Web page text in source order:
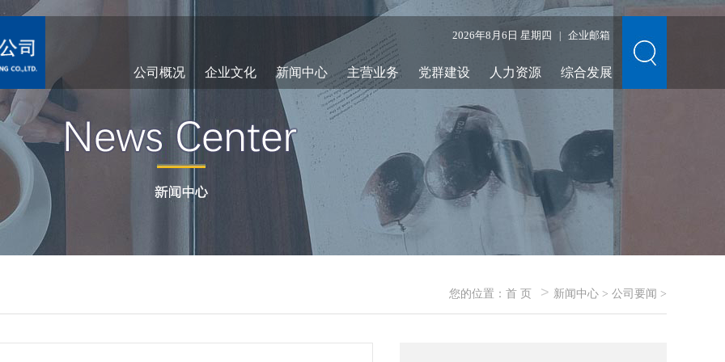
2026年8月6日 星期四 企业邮箱
公司概况 企业文化 新闻中心 主营业务 党群建设 人力资源 综合发展
您的位置： 首 页 > 新闻中心 > 公司要闻 >